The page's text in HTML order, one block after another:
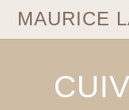
MAURICE